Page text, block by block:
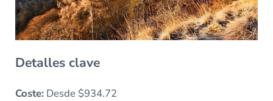
Detalles clave
Coste:Desde $934.72